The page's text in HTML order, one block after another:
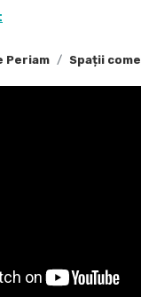
Periam Spații
și acces facil.